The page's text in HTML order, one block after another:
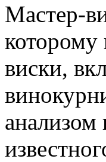
Мастер-
которому
виски,
анализом